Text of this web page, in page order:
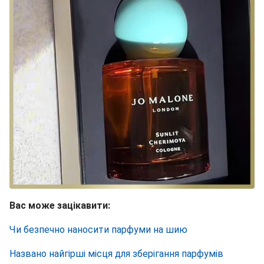
Вас може зацікавити:
Чи безпечно наносити парфуми на шию
Названо найгірші місця для зберігання парфумів